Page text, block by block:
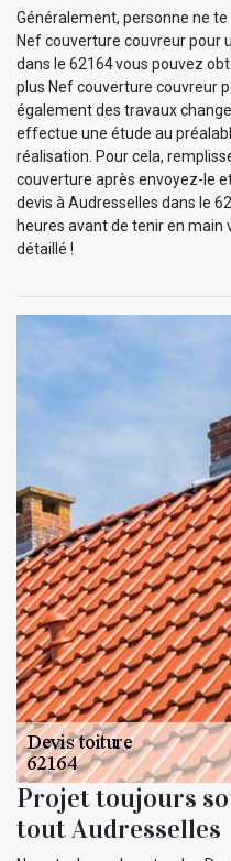
Généralement, personne ne
Nef couverture couvreur pour
dans le 62164 vous pouvez
plus Nef couverture couvreur
également des travaux
effectue une étude au
réalisation. Pour cela,
couverture après envoyez-le
devis à Audresselles dans le
heures avant de tenir en main
détaillé !
Projet toujours
tout Audresselles